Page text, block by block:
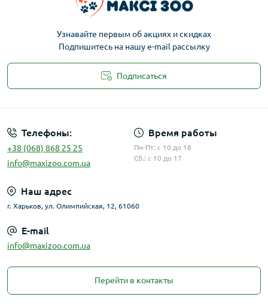
Узнавайте первым об акциях и скидках
Подпишитесь на нашу e-mail рассылку
Подписаться
Телефоны:
+38 (068) 868 25 25
info@maxizoo.com.ua
Время работы
Пн-Пт: с 10 до 18
Сб.: с 10 до 17
Наш адрес
г. Харьков, ул. Олимпийская, 12, 61060
E-mail
info@maxizoo.com.ua
Перейти в контакты